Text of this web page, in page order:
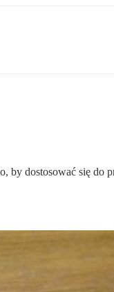
by dostosować się do